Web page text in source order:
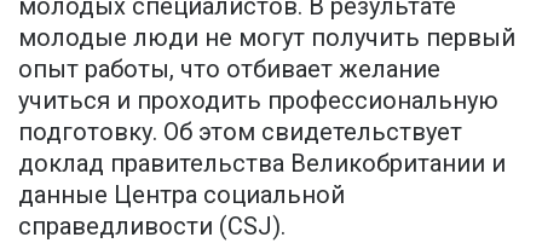
молодых специалистов. В результате
молодые люди не могут получить первый
опыт работы, что отбивает желание
учиться и проходить профессиональную
подготовку. Об этом свидетельствует
доклад правительства Великобритании и
данные Центра социальной
справедливости (CSJ).